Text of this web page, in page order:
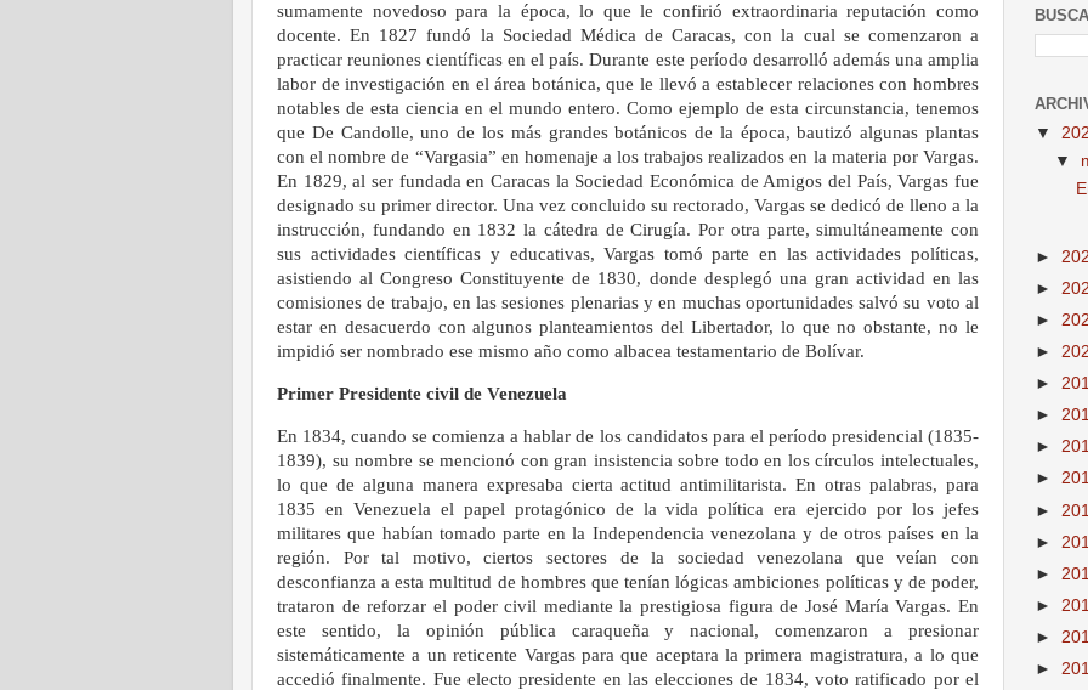
sumamente novedoso para la época, lo que le confirió extraordinaria reputación como
docente. En 1827 fundó la Sociedad Médica de Caracas, con la cual se comenzaron a
practicar reuniones científicas en el país. Durante este período desarrolló además una amplia
labor de investigación en el área botánica, que le llevó a establecer relaciones con hombres
notables de esta ciencia en el mundo entero. Como ejemplo de esta circunstancia, tenemos
que De Candolle, uno de los más grandes botánicos de la época, bautizó algunas plantas
con el nombre de “Vargasia” en homenaje a los trabajos realizados en la materia por Vargas.
En 1829, al ser fundada en Caracas la Sociedad Económica de Amigos del País, Vargas fue
designado su primer director. Una vez concluido su rectorado, Vargas se dedicó de lleno a la
instrucción, fundando en 1832 la cátedra de Cirugía. Por otra parte, simultáneamente con
sus actividades científicas y educativas, Vargas tomó parte en las actividades políticas,
asistiendo al Congreso Constituyente de 1830, donde desplegó una gran actividad en las
comisiones de trabajo, en las sesiones plenarias y en muchas oportunidades salvó su voto al
estar en desacuerdo con algunos planteamientos del Libertador, lo que no obstante, no le
impidió ser nombrado ese mismo año como albacea testamentario de Bolívar.
Primer Presidente civil de Venezuela
En 1834, cuando se comienza a hablar de los candidatos para el período presidencial (1835-
1839), su nombre se mencionó con gran insistencia sobre todo en los círculos intelectuales,
lo que de alguna manera expresaba cierta actitud antimilitarista. En otras palabras, para
1835 en Venezuela el papel protagónico de la vida política era ejercido por los jefes
militares que habían tomado parte en la Independencia venezolana y de otros países en la
región. Por tal motivo, ciertos sectores de la sociedad venezolana que veían con
desconfianza a esta multitud de hombres que tenían lógicas ambiciones políticas y de poder,
trataron de reforzar el poder civil mediante la prestigiosa figura de José María Vargas. En
este sentido, la opinión pública caraqueña y nacional, comenzaron a presionar
sistemáticamente a un reticente Vargas para que aceptara la primera magistratura, a lo que
accedió finalmente. Fue electo presidente en las elecciones de 1834, voto ratificado por el
▼
▼
►
►
►
►
►
►
►
►
►
►
►
►
►
►